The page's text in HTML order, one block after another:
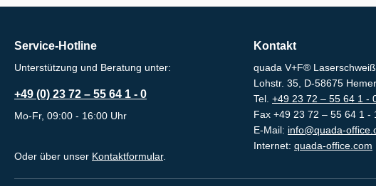
Service-Hotline
Unterstützung und Beratung unter:
+49 (0) 23 72 – 55 64 1 - 0
Mo-Fr, 09:00 - 16:00 Uhr
Oder über unser Kontaktformular.
Kontakt
quada V+F®
Lohstr. 35, D-58675 Hemer
Tel. +49 23 72 – 55 64 1 -
Fax +49 23 72 – 55 64 1 -
E-Mail: info@quada-
Internet: quada-office.com